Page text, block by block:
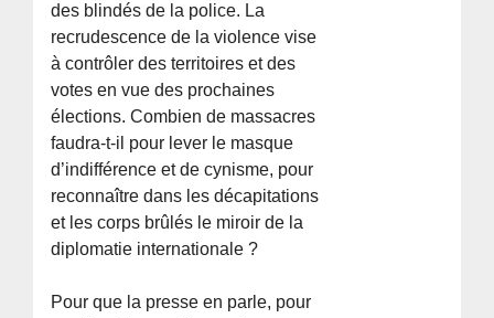
des blindés de la police. La
recrudescence de la violence vise
à contrôler des territoires et des
votes en vue des prochaines
élections. Combien de massacres
faudra-t-il pour lever le masque
d’indifférence et de cynisme, pour
reconnaître dans les décapitations
et les corps brûlés le miroir de la
diplomatie internationale ?
Pour que la presse en parle, pour